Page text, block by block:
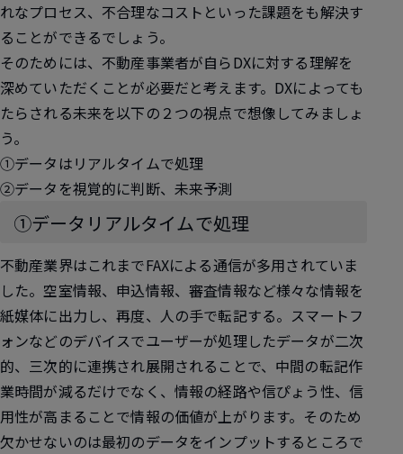
れなプロセス、不合理なコストといった課題をも解決す
ることができるでしょう。
そのためには、不動産事業者が自らDXに対する理解を
深めていただくことが必要だと考えます。DXによっても
たらされる未来を以下の２つの視点で想像してみましょ
う。
①データはリアルタイムで処理
②データを視覚的に判断、未来予測
①データリアルタイムで処理
不動産業界はこれまでFAXによる通信が多用されていま
した。空室情報、申込情報、審査情報など様々な情報を
紙媒体に出力し、再度、人の手で転記する。スマートフ
ォンなどのデバイスでユーザーが処理したデータが二次
的、三次的に連携され展開されることで、中間の転記作
業時間が減るだけでなく、情報の経路や信ぴょう性、信
用性が高まることで情報の価値が上がります。そのため
欠かせないのは最初のデータをインプットするところで